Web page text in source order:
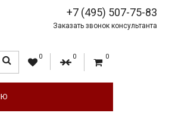
+7 (495) 507-75-83
Заказать звонок консультанта
0 0 0